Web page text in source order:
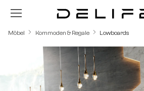
Zum Hauptinhalt springen
Möbel Kommoden & Regale Lowboards
Bildergalerie überspringen